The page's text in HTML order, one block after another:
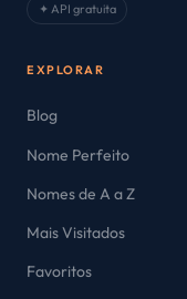
✦ API gratuita
EXPLORAR
Blog
Nome Perfeito
Nomes de A a Z
Mais Visitados
Favoritos